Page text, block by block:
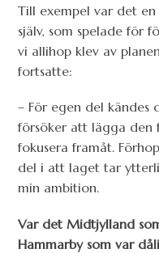
Till exempel var det
själv, som spelade för
vi allihop klev av
fortsatte:
– För egen del kändes
försöker att lägga den
fokusera framåt.
del i att laget tar
min ambition.
Var det Midtjylland
Hammarby som var